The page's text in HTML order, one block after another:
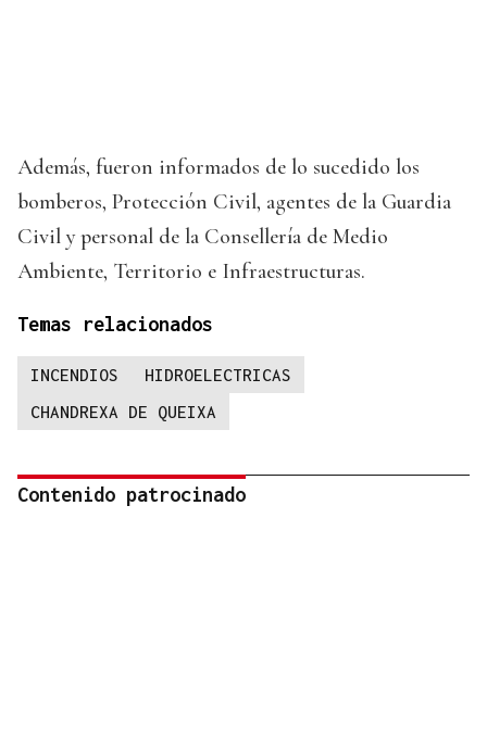
Además, fueron informados de lo sucedido los
bomberos, Protección Civil, agentes de la Guardia
Civil y personal de la Consellería de Medio
Ambiente, Territorio e Infraestructuras.
Temas relacionados
INCENDIOS
HIDROELECTRICAS
CHANDREXA DE QUEIXA
Contenido patrocinado